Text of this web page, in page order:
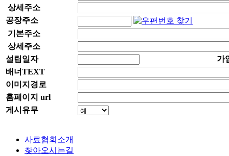
상세주소
공장주소
기본주소
상세주소
설립일자
가
배너TEXT
이미지경로
홈페이지 url
게시유무
사료협회소개
찾아오시는길